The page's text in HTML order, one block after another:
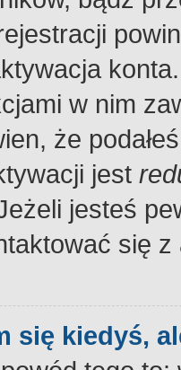
w nim
że
jest
jesteś
się
się kiedyś,